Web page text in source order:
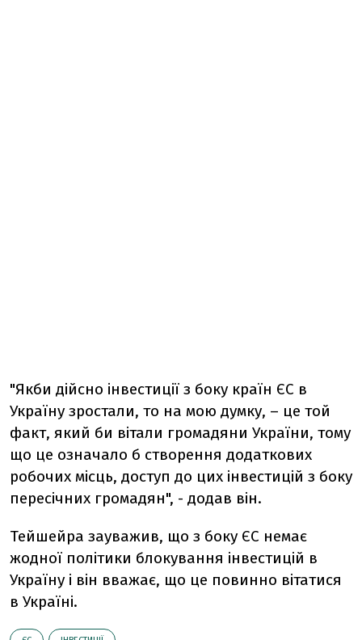
"Якби дійсно інвестиції з боку країн ЄС в
Україну зростали, то на мою думку, – це той
факт, який би вітали громадяни України, тому
що це означало б створення додаткових
робочих місць, доступ до цих інвестицій з боку
пересічних громадян", - додав він.
Тейшейра зауважив, що з боку ЄС немає
жодної політики блокування інвестицій в
Україну і він вважає, що це повинно вітатися
в Україні.